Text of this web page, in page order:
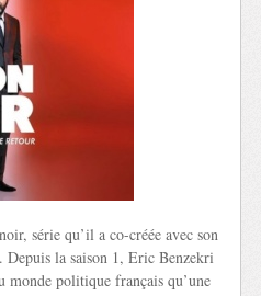
série qu’il a co-créée avec son
Depuis la saison 1, Eric Benzekri
monde politique français qu’une